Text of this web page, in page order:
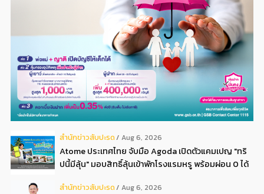
สํานักข่าวสับปะรด Aug 6, 2026
Atome ประเทศไทย จับมือ Agoda เปิดตัวแคมเปญ "ทริ
ปนี้มีลุ้น" มอบสิทธิ์ลุ้นเข้าพักโรงแรมหรู พร้อมผ่อน 0 ได้
สํานักข่าวสับปะรด Aug 6, 2026